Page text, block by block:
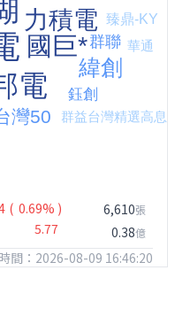
( 0.69% )
5.77
6,610張
0.38億
間：2026-08-09 16:46:20